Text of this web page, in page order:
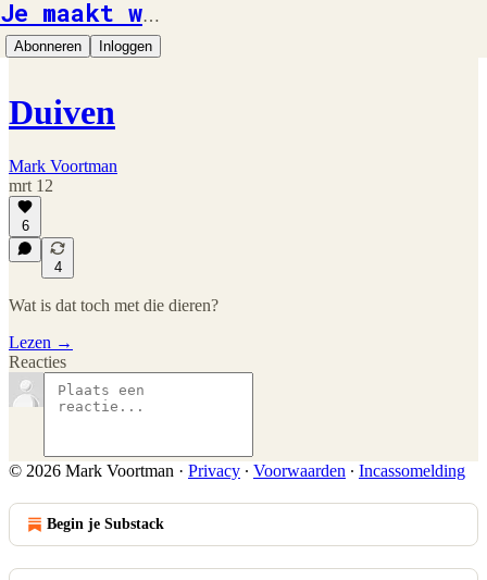
Je maakt wat mee
Abonneren Inloggen
Duiven
Mark Voortman
mrt 12
6
4
Wat is dat toch met die dieren?
Lezen →
Reacties
© 2026 Mark Voortman · Privacy ∙ Voorwaarden ∙ Incassomelding
Begin je Substack